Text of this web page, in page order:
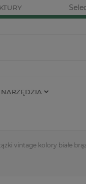
NARZĘDZIA
vintage kolory białe